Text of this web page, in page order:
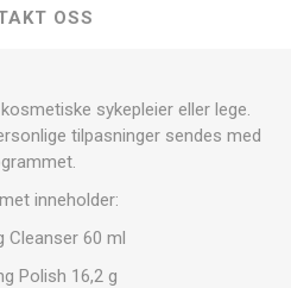
OSS
sykepleier eller lege.
tilpasninger sendes med
inneholder:
Cleanser 60 ml
Polish 16,2 g